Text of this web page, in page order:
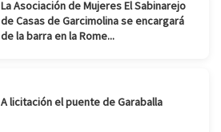
La Asociación de Mujeres El Sabinarejo
de Casas de Garcimolina se encargará
de la barra en la Rome...
A licitación el puente de Garaballa